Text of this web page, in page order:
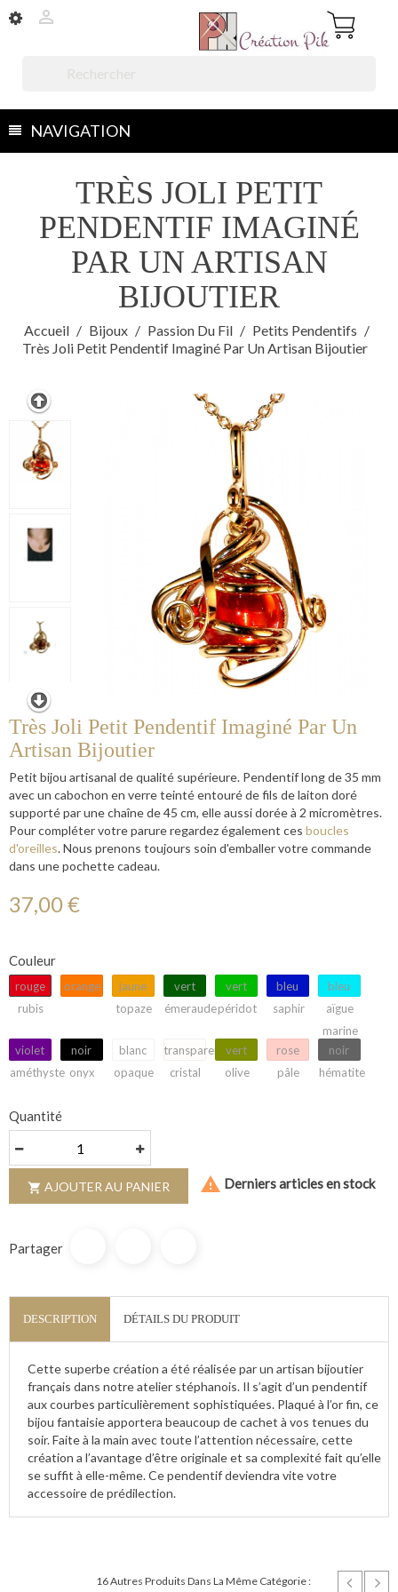


NAVIGATION
TRÈS JOLI PETIT
PENDENTIF IMAGINÉ
PAR UN ARTISAN
BIJOUTIER
Accueil Bijoux Passion Du Fil
Petits Pendentifs
Très Joli Petit Pendentif Imaginé Par Un Artisan Bijoutier
Très Joli Petit Pendentif Imaginé Par Un
Artisan Bijoutier
Petit bijou artisanal de qualité supérieure. Pendentif long de 35 mm
avec un cabochon en verre teinté entouré de fils de laiton doré
supporté par une chaîne de 45 cm, elle aussi dorée à 2 micromètres.
Pour compléter votre parure regardez également ces boucles
d'oreilles. Nous prenons toujours soin d'emballer votre commande
dans une pochette cadeau.
37,00 €
Couleur
rouge
rubis
orange
jaune
topaze
vert
émeraude
vert
péridot
bleu
saphir
bleu
aïgue
marine
violet
améthyste
noir
onyx
blanc
opaque
transparent
cristal
vert
olive
rose
pâle
noir
hématite
Quantité
 AJOUTER AU PANIER  Derniers articles en stock
Partager
DESCRIPTION DÉTAILS DU PRODUIT
Cette superbe création a été réalisée par un artisan bijoutier
français dans notre atelier stéphanois. Il s’agit d’un pendentif
aux courbes particulièrement sophistiquées. Plaqué à l’or fin, ce
bijou fantaisie apportera beaucoup de cachet à vos tenues du
soir. Faite à la main avec toute l’attention nécessaire, cette
création a l’avantage d’être originale et sa complexité fait qu’elle
se suffit à elle-même. Ce pendentif deviendra vite votre
accessoire de prédilection.
16 Autres Produits Dans La Même Catégorie :